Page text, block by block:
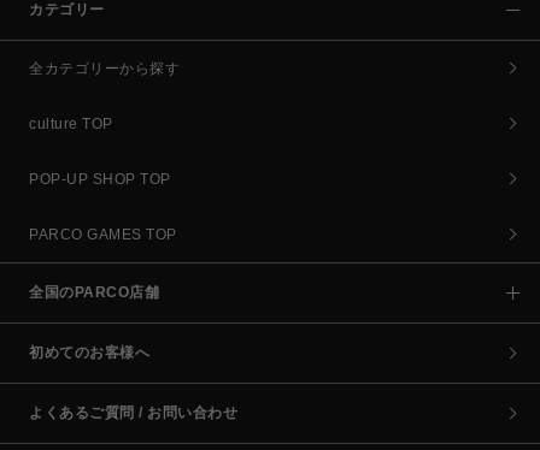
カテゴリー
全カテゴリーから探す
culture TOP
POP-UP SHOP TOP
PARCO GAMES TOP
全国のPARCO店舗
初めてのお客様へ
よくあるご質問 / お問い合わせ